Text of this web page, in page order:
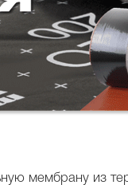
мембрану из